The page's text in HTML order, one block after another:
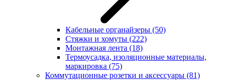
Кабельные органайзеры (50)
Стяжки и хомуты (222)
Монтажная лента (18)
Термоусадка, изоляционные материалы,
маркировка (75)
Коммутационные розетки и аксессуары (81)